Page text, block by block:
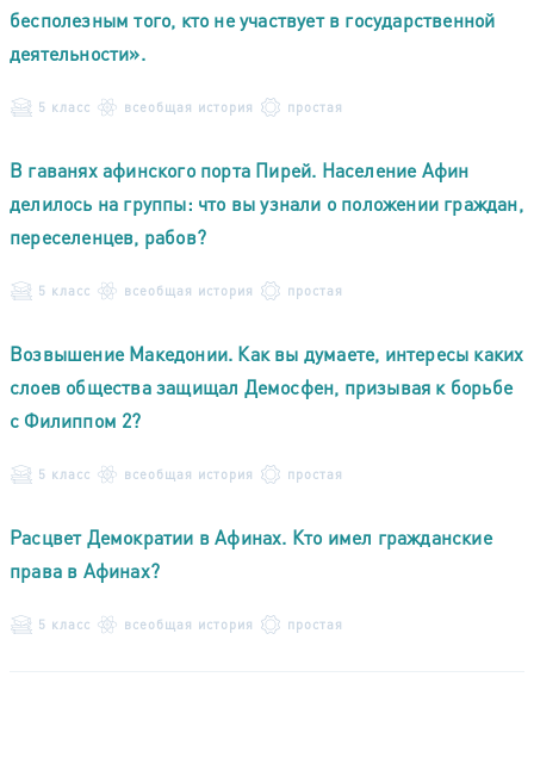
бесполезным того, кто не участвует в государственной
деятельности».
5 класс всеобщая история простая
В гаванях афинского порта Пирей. Население Афин
делилось на группы: что вы узнали о положении граждан,
переселенцев, рабов?
5 класс всеобщая история простая
Возвышение Македонии. Как вы думаете, интересы каких
слоев общества защищал Демосфен, призывая к борьбе
с Филиппом 2?
5 класс всеобщая история простая
Расцвет Демократии в Афинах. Кто имел гражданские
права в Афинах?
5 класс всеобщая история простая